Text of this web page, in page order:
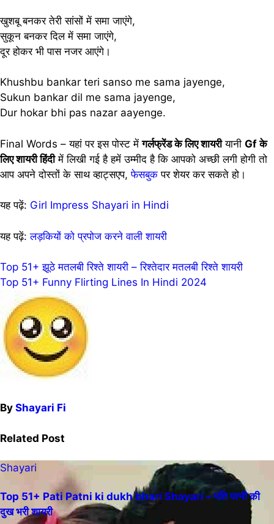
खुशबू बनकर तेरी सांसों में समा जाएंगे,
सुकून बनकर दिल में समा जाएंगे,
दूर होकर भी पास नजर आएंगे।
Khushbu bankar teri sanso me sama jayenge,
Sukun bankar dil me sama jayenge,
Dur hokar bhi pas nazar aayenge.
Final Words – यहां पर इस पोस्ट मेंगर्लफ्रेंड के लिए शायरीयानी Gf के
लिए शायरी हिंदीमें लिखी गई है हमें उम्मीद है कि आपको अच्छी लगी होगी तो
आप अपने दोस्तों के साथ व्हाट्सएप,फेसबुक पर शेयर कर सकते हो।
यह पढ़ें: Girl Impress Shayari in Hindi
यह पढ़ें:लड़कियों को प्रपोज करने वाली शायरी
Post
navigation
Top 51+ झूठे मतलबी रिश्ते शायरी – रिश्तेदार मतलबी रिश्ते शायरी
Top 51+ Funny Flirting Lines In Hindi 2024
By Shayari Fi
Related Post
Shayari
Top 51+ Pati Patni ki dukh bhari Shayari – पति पत्नी की
दुख भरी शायरी